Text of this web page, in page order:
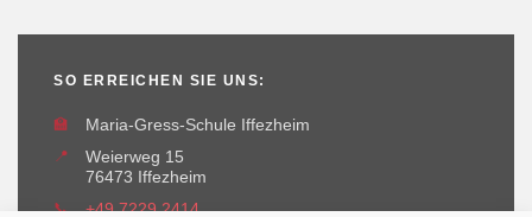
SO ERREICHEN SIE UNS:
🏫
Maria-Gress-Schule Iffezheim
📍
Weierweg 15
76473 Iffezheim
📞
+49 7229 2414